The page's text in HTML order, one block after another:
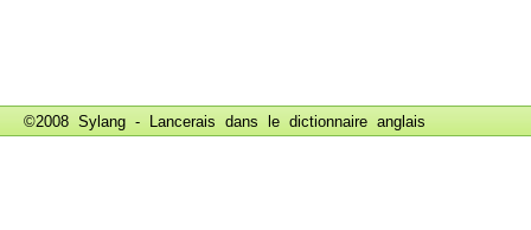
©2008 Sylang - Lancerais dans le dictionnaire anglais